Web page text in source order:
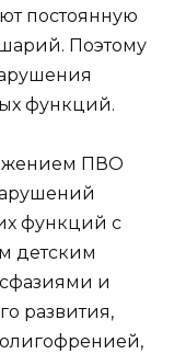
постоянную
Поэтому
функций.
ПВО
функций с
детским
и
развития,